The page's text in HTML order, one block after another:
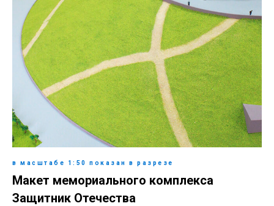
в масштабе 1:50 показан в разрезе
Макет мемориального комплекса
Защитник Отечества